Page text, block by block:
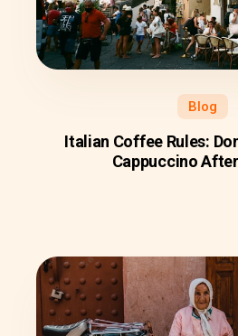
Blog
Italian Coffee Rules:
Cappuccino